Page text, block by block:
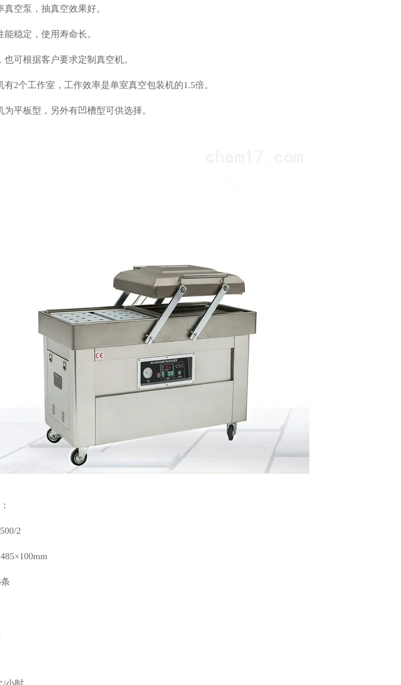
空泵，抽真空效果好。
能稳定，使用寿命长。
可根据客户要求定制真空机。
2个工作室，工作效率是单室真空包装机的1.5倍。
平板型，另外有凹槽型可供选择。
2